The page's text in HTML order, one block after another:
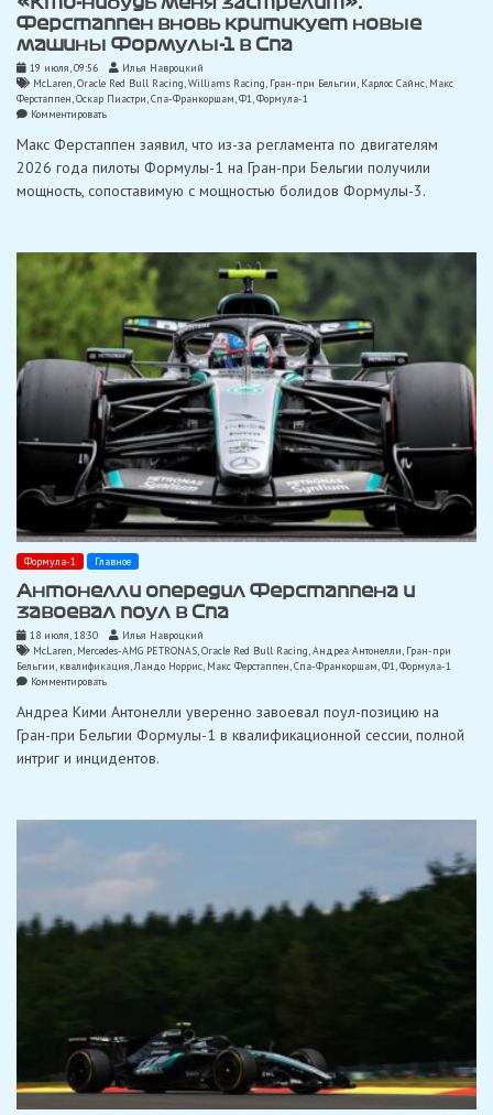
Ферстаппен вновь критикует новые
машины Формулы-1 в Спа
19 июля, 09:56
Илья Навроцкий
McLaren,Oracle Red Bull Racing,Williams Racing, Гран-при Бельгии, Карлос Сайнс, Макс
Ферстаппен,Оскар Пиастри,Спа-Франкоршам,Ф1,Формула-1
Комментироватьon
нибудь
застрелит»:
Ферстаппен
машины
Формулы-1
в
Спа
Макс Ферстаппен заявил, что из-за регламента по двигателям
2026 года пилоты Формулы-1 на Гран-при Бельгии получили
мощность, сопоставимую с мощностью болидов Формулы-3.
Формула-1 Главное
Антонелли опередил Ферстаппена и
завоевал поул в Спа
18 июля, 18:30
Илья Навроцкий
McLaren, Mercedes-AMG PETRONAS,Oracle Red Bull Racing,Андреа Антонелли, Гран-при
Бельгии, квалификация,Ландо Норрис, Макс Ферстаппен,Спа-Франкоршам,Ф1,Формула-1
Комментироватьon
опередил
Ферстаппена
и
завоевал
Андреа Кими Антонелли уверенно завоевал поул-позицию на
Гран-при Бельгии Формулы-1 в квалификационной сессии, полной
интриг и инцидентов.